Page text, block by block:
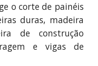
o corte de painéis
duras, madeira
de construção
e vigas de